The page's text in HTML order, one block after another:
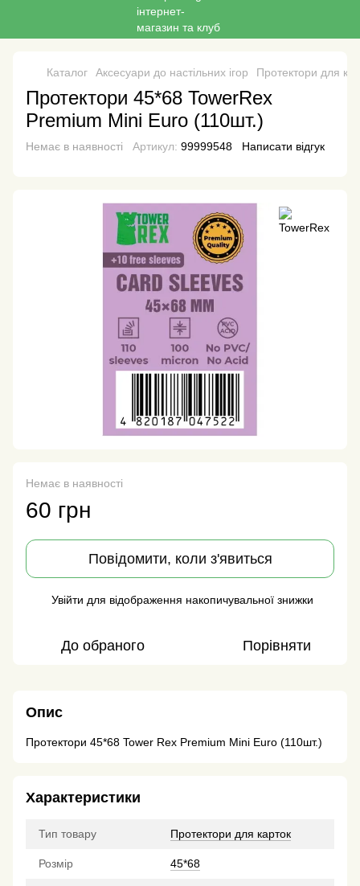
Каталог Аксесуари до настільних ігор Протектори для
Протектори 45*68 TowerRex
Premium Mini Euro (110шт.)
Немає в наявності Артикул: 99999548 Написати відгук
Немає в наявності
60 грн
Повідомити, коли з'явиться
Увійти для відображення накопичувальної знижки
До обраного Порівняти
Опис
Протектори 45*68 Tower Rex Premium Mini Euro (110шт.)
Характеристики
Тип товару Протектори для карток
Розмір 45*68